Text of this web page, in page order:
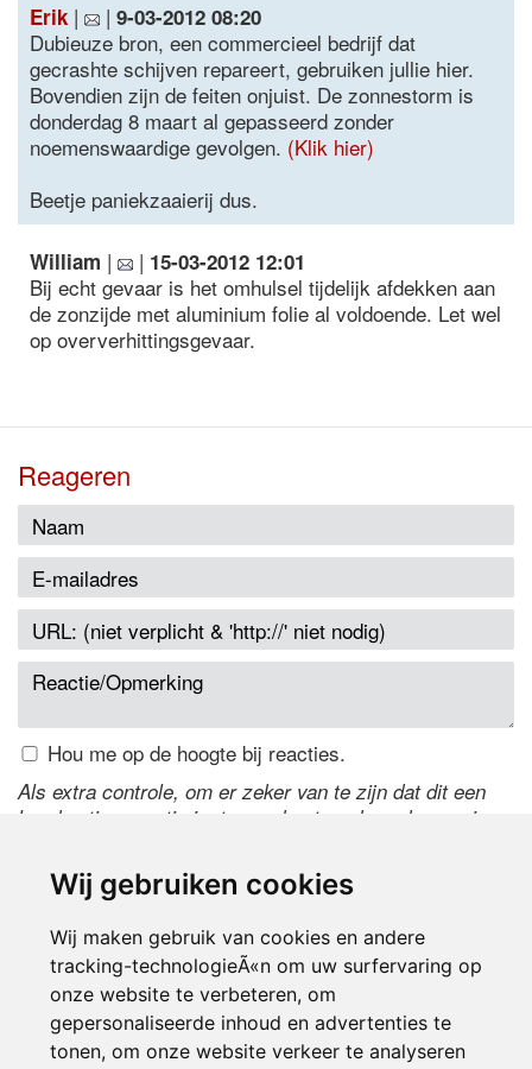
Wij gebruiken cookies
Wij maken gebruik van cookies en andere
tracking-technologieÃ«n om uw surfervaring op
onze website te verbeteren, om
gepersonaliseerde inhoud en advertenties te
tonen, om onze website verkeer te analyseren
Erik | | 9-03-2012 08:20
Dubieuze bron, een commercieel bedrijf dat
gecrashte schijven repareert, gebruiken jullie hier.
Bovendien zijn de feiten onjuist. De zonnestorm is
donderdag 8 maart al gepasseerd zonder
noemenswaardige gevolgen. (Klik hier)
Beetje paniekzaaierij dus.
William | | 15-03-2012 12:01
Bij echt gevaar is het omhulsel tijdelijk afdekken aan
de zonzijde met aluminium folie al voldoende. Let wel
op oververhittingsgevaar.
Reageren
Hou me op de hoogte bij reacties.
Als extra controle, om er zeker van te zijn dat dit een
handmatige reactie is, typ onderstaande code over in
de code te wijzigen.